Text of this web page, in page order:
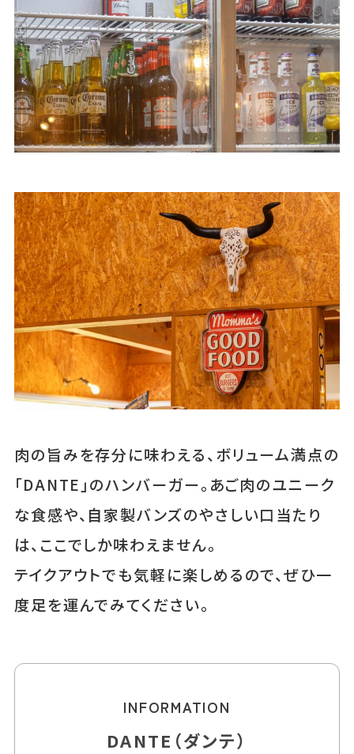
肉の旨みを存分に味わえる、ボリューム満点の
「DANTE」のハンバーガー。あご肉のユニーク
な食感や、自家製バンズのやさしい口当たり
は、ここでしか味わえません。
テイクアウトでも気軽に楽しめるので、ぜひ一
度足を運んでみてください。
INFORMATION
DANTE（ダンテ）